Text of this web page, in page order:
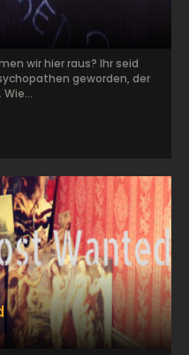
wir hier raus? Ihr seid
geworden, der